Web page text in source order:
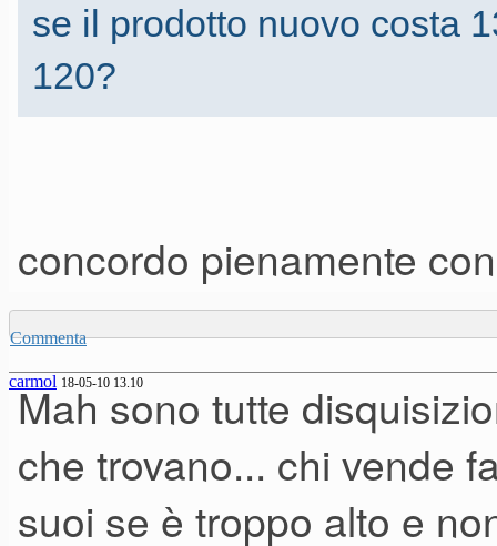
se il prodotto nuovo costa
120?
concordo pienamente
Commenta
carmol 18-05-10 13.10
Mah sono tutte
che trovano... chi vende
suoi se è troppo alto e